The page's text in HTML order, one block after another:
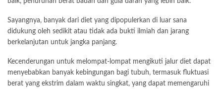
Sayangnya, banyak dari diet yang dipopulerkan di luar sana
didukung oleh sedikit atau tidak ada bukti ilmiah dan jarang
berkelanjutan untuk jangka panjang.
Kecenderungan untuk melompat-lompat mengikuti jalur diet dapat
menyebabkan banyak kebingungan bagi tubuh, termasuk fluktuasi
berat yang ekstrim dalam waktu singkat, yang dapat memengaruhi